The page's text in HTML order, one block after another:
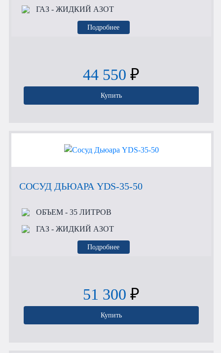
ГАЗ- ЖИДКИЙ АЗОТ
Подробнее
44 550 ₽
Купить
СОСУД ДЬЮАРА YDS-35-50
ОБЪЕМ- 35 ЛИТРОВ
ГАЗ- ЖИДКИЙ АЗОТ
Подробнее
51 300 ₽
Купить